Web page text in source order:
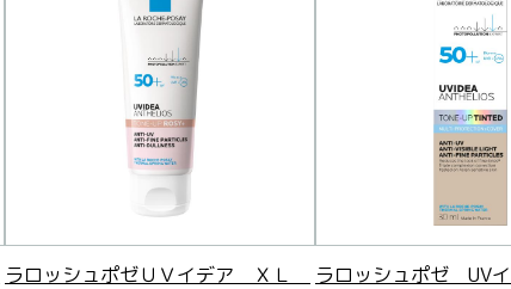
ラロッシュポゼＵＶイデア ＸＬ
ラロッシュポゼ UV